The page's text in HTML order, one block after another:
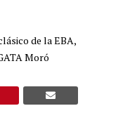
de la EBA,
Moró